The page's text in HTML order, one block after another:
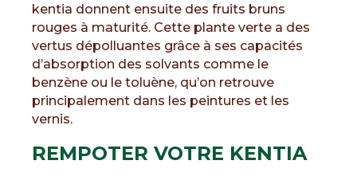
kentia donnent ensuite des fruits bruns
rouges à maturité. Cette plante verte a des
vertus dépolluantes grâce à ses capacités
d’absorption des solvants comme le
benzène ou le toluène, qu’on retrouve
principalement dans les peintures et les
vernis.
REMPOTER VOTRE KENTIA